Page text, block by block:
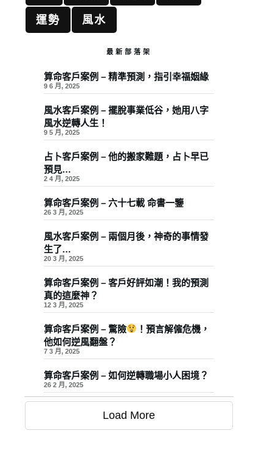
運勢
風水
最新部落架
算命客戶案例 – 精準預測，指引幸福姻緣
9 6 月, 2025
風水客戶案例 – 擺脫事業低谷，她用八字
風水逆轉人生！
9 5 月, 2025
占卜客戶案例 – 他的搬家難題，占卜早已
預見…
2 4 月, 2025
算命客戶案例 – 六十七載 命書一鑒
26 3 月, 2025
風水客戶案例 – 兩個月後，神奇的事情發
生了…
20 3 月, 2025
算命客戶案例 – 客戶好評如潮！我的預測
真的這麼神？
12 3 月, 2025
算命客戶案例 – 驚險
！預言解僱危機，
他如何逆風翻盤？
7 3 月, 2025
算命客戶案例 – 如何逆轉職場小人困境？
26 2 月, 2025
Load More